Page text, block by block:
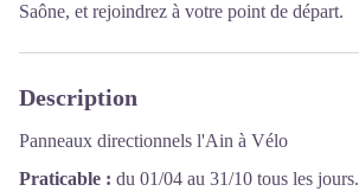
Saône, et rejoindrez à votre point de départ.
Description
Panneaux directionnels l'Ain à Vélo
Praticable : du 01/04 au 31/10 tous les jours.